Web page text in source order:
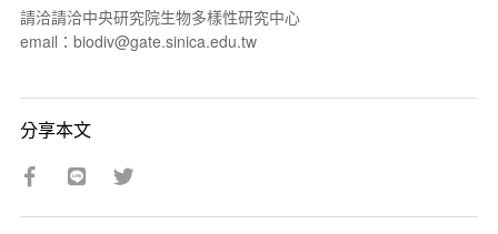
請洽請洽中央研究院生物多樣性研究中心
email：biodiv@gate.sinica.edu.tw
分享本文